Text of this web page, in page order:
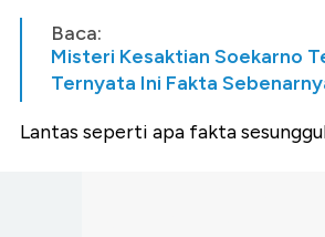
Baca:
Misteri Kesaktian Soekarno
Ternyata Ini Fakta
Lantas seperti apa fakta